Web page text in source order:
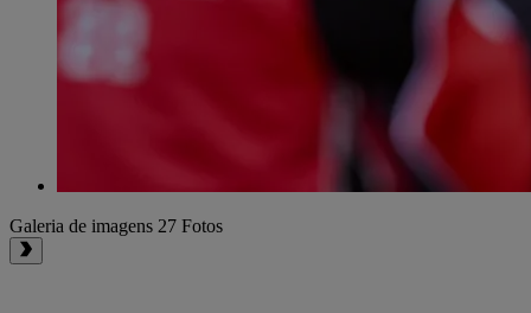
Galeria de imagens 27 Fotos